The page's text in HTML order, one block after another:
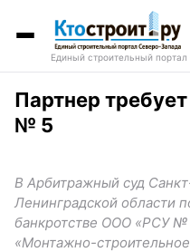
Единый строительный
Партнер
№ 5
В Арбитражный суд
Ленинградской области
банкротстве ООО «РСУ
«Монтажно-